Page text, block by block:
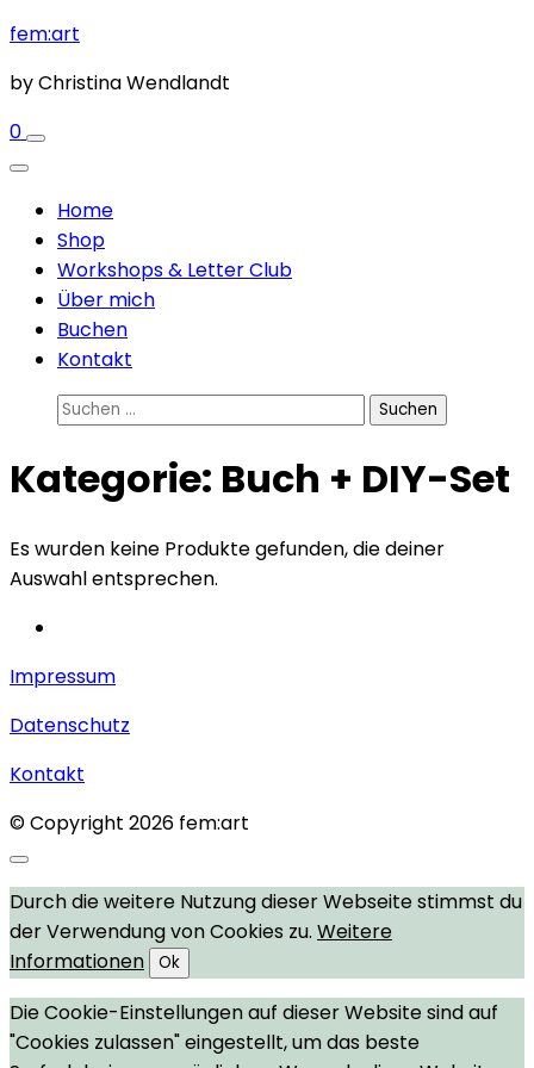
Zum
springen
(Enter
fem:art
by Christina Wendlandt
0
Home
Shop
Workshops & Letter Club
Über mich
Buchen
Kontakt
Suchen
Kategorie: Buch + DIY-Set
Es wurden keine Produkte gefunden, die deiner
Auswahl entsprechen.
Impressum
Datenschutz
Kontakt
© Copyright 2026 fem:art
Durch die weitere Nutzung dieser Webseite stimmst du
der Verwendung von Cookies zu. Weitere
Informationen
Ok
Die Cookie-Einstellungen auf dieser Website sind auf
"Cookies zulassen" eingestellt, um das beste